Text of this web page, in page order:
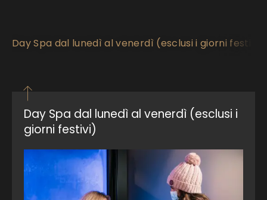
Day Spa dal lunedì al venerdì (esclusi i giorni festivi)
Day Spa dal lunedì al venerdì (esclusi i
giorni festivi)